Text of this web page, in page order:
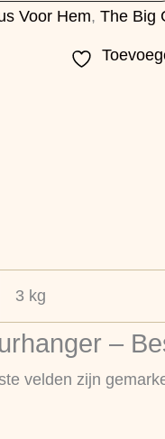
Voor Hem, The Big
3 kg
–
velden zijn